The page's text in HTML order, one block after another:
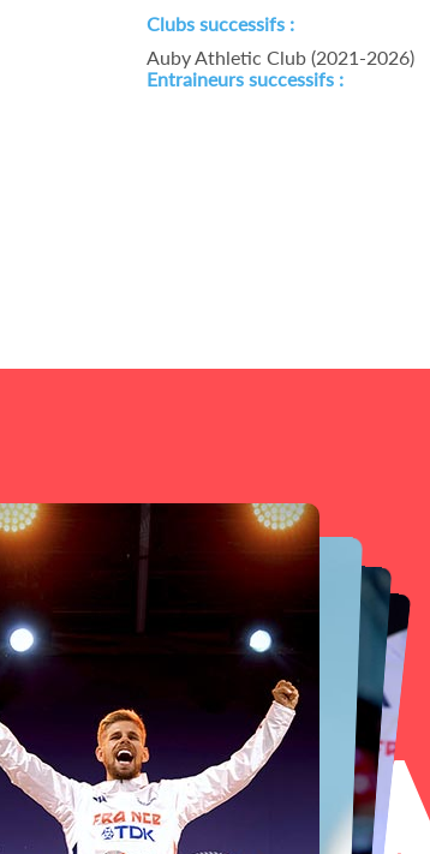
Clubs successifs :
Auby Athletic Club (2021-2026)
Entraineurs successifs :